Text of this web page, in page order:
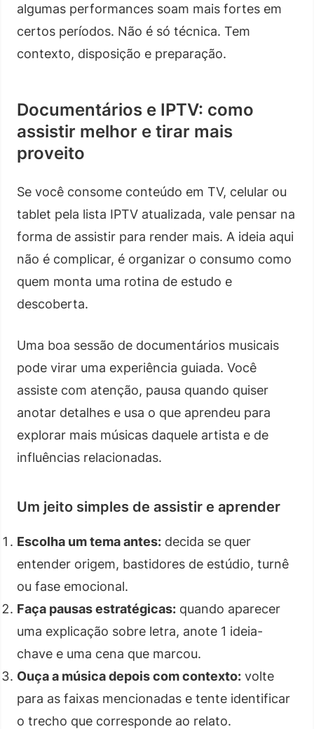
algumas performances soam mais fortes em
certos períodos. Não é só técnica. Tem
contexto, disposição e preparação.
Documentários e IPTV: como
assistir melhor e tirar mais
proveito
Se você consome conteúdo em TV, celular ou
tablet pela lista IPTV atualizada, vale pensar na
forma de assistir para render mais. A ideia aqui
não é complicar, é organizar o consumo como
quem monta uma rotina de estudo e
descoberta.
Uma boa sessão de documentários musicais
pode virar uma experiência guiada. Você
assiste com atenção, pausa quando quiser
anotar detalhes e usa o que aprendeu para
explorar mais músicas daquele artista e de
influências relacionadas.
Um jeito simples de assistir e aprender
Escolha um tema antes: decida se quer
entender origem, bastidores de estúdio, turnê
ou fase emocional.
Faça pausas estratégicas: quando aparecer
uma explicação sobre letra, anote 1 ideia-
chave e uma cena que marcou.
Ouça a música depois com contexto: volte
para as faixas mencionadas e tente identificar
o trecho que corresponde ao relato.